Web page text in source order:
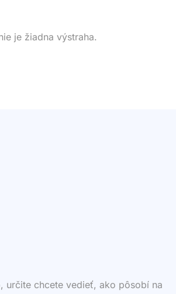
je žiadna výstraha.
určite chcete vedieť, ako pôsobí na